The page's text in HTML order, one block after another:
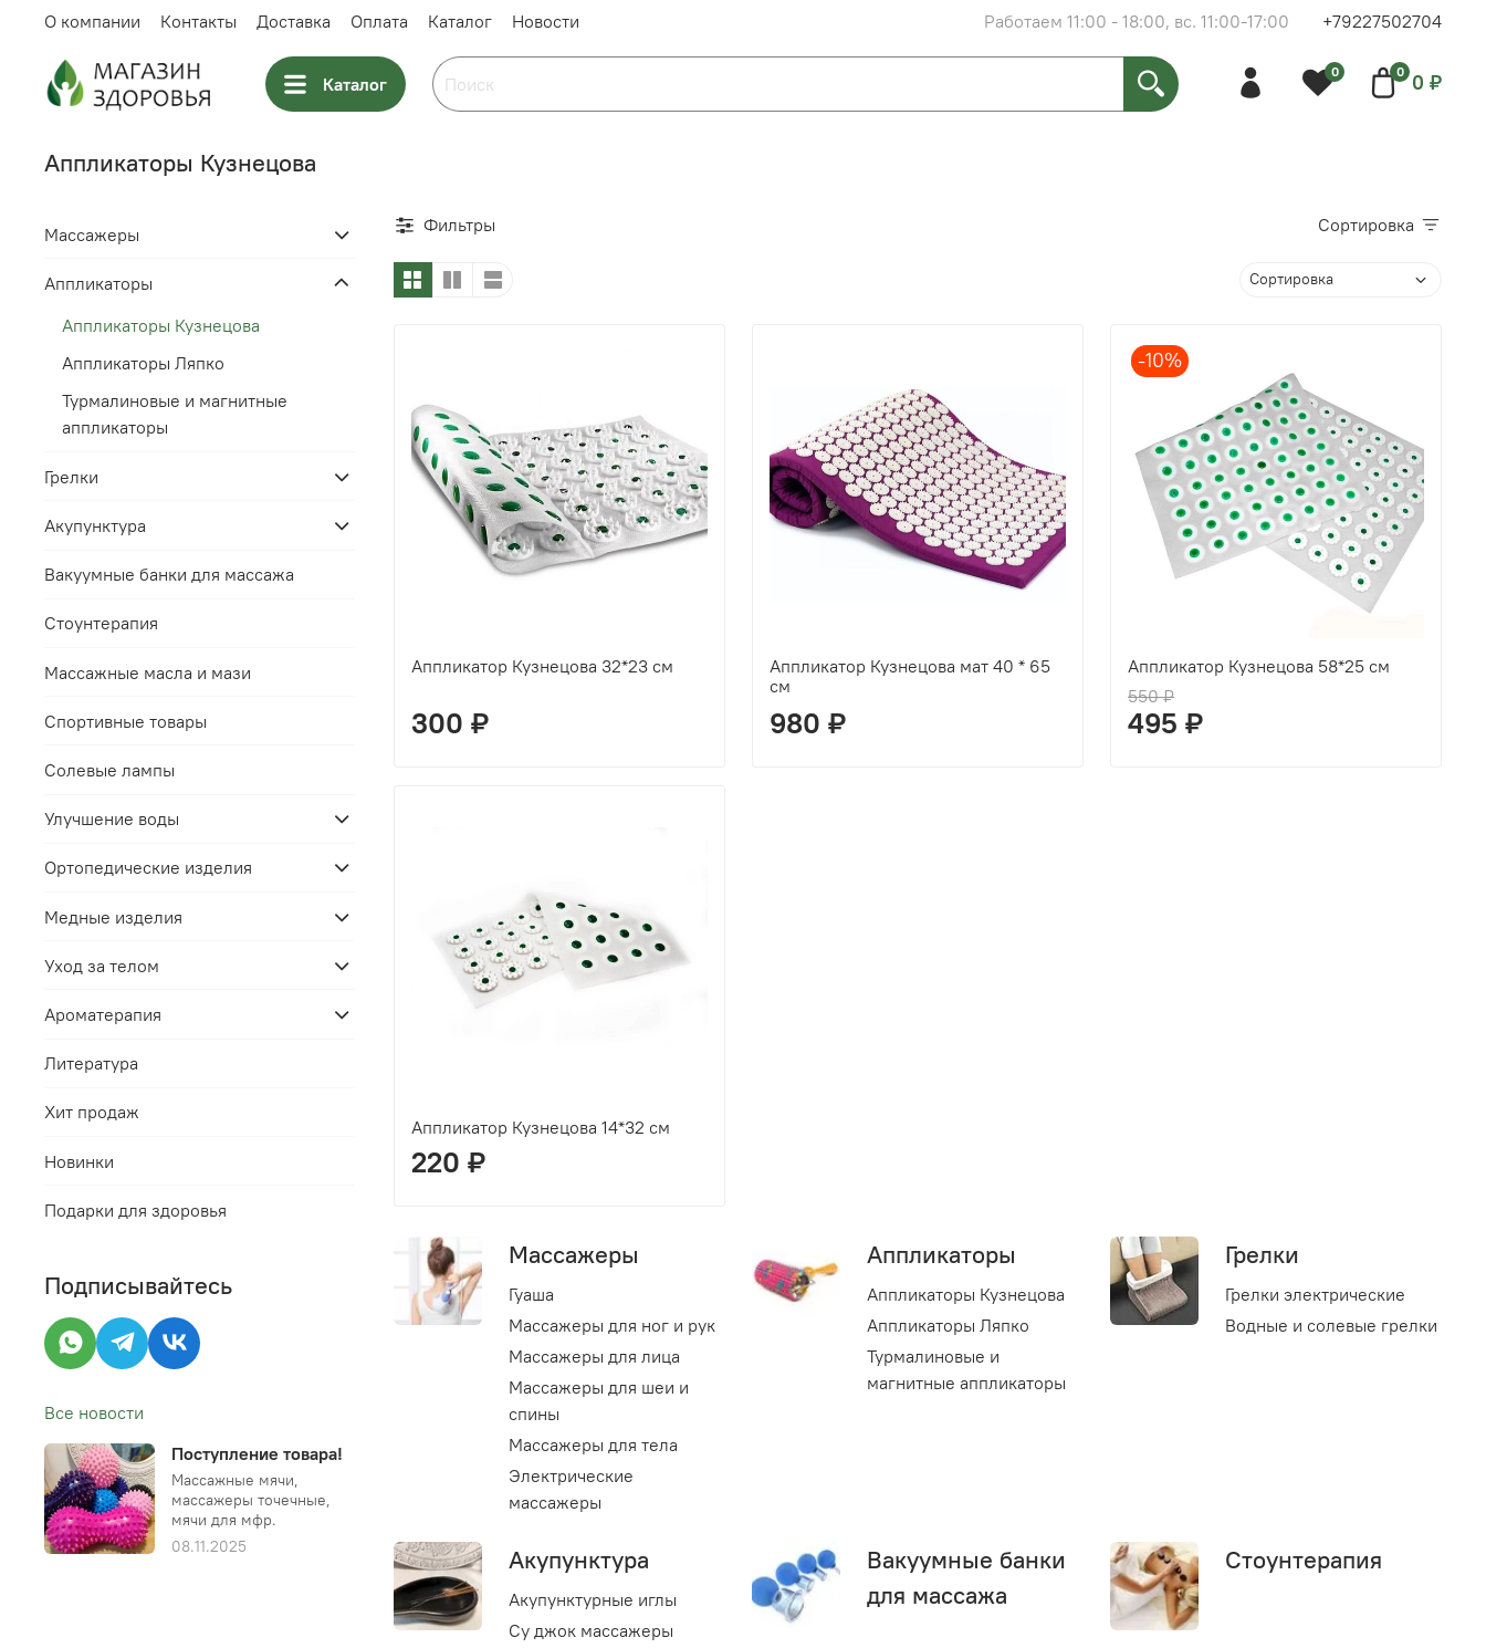
О компании Контакты Доставка Оплата Каталог Новости Работаем 11:00 - 18:00, вс. 11:00-17:00 +79227502704
Каталог
0 0 0 ₽
Аппликаторы Кузнецова
Фильтры Сортировка
Аппликатор Кузнецова 32*23 см
300 ₽
Аппликатор Кузнецова мат 40 * 65
см
980 ₽
-10%
Аппликатор Кузнецова 58*25 см
550 ₽
495 ₽
Аппликатор Кузнецова 14*32 см
220 ₽
Массажеры
Гуаша
Массажеры для ног и рук
Массажеры для лица
Массажеры для шеи и
спины
Массажеры для тела
Электрические
массажеры
Аппликаторы
Аппликаторы Кузнецова
Аппликаторы Ляпко
Турмалиновые и
магнитные аппликаторы
Грелки
Грелки электрические
Водные и солевые грелки
Акупунктура
Акупунктурные иглы
Су джок массажеры
Вакуумные банки
для массажа
Стоунтерапия
Массажеры
Аппликаторы
Аппликаторы Кузнецова
Аппликаторы Ляпко
Турмалиновые и магнитные
аппликаторы
Грелки
Акупунктура
Вакуумные банки для массажа
Стоунтерапия
Массажные масла и мази
Спортивные товары
Солевые лампы
Улучшение воды
Ортопедические изделия
Медные изделия
Уход за телом
Ароматерапия
Литература
Хит продаж
Новинки
Подарки для здоровья
Подписывайтесь
Все новости
Поступление товара!
Массажные мячи,
массажеры точечные,
мячи для мфр.
08.11.2025